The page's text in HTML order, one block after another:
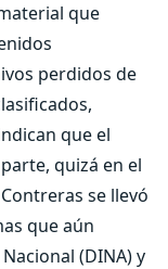
que
perdidos de
que el
quizá en el
se llevó
que aún
(DINA) y